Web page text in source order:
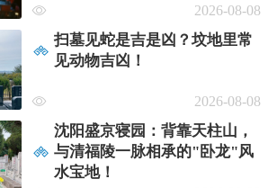
2026-08-08
扫墓见蛇是吉是凶？坟地里常
见动物吉凶！
2026-08-08
沈阳盛京寝园：背靠天柱山，
与清福陵一脉相承的"卧龙"风
水宝地！